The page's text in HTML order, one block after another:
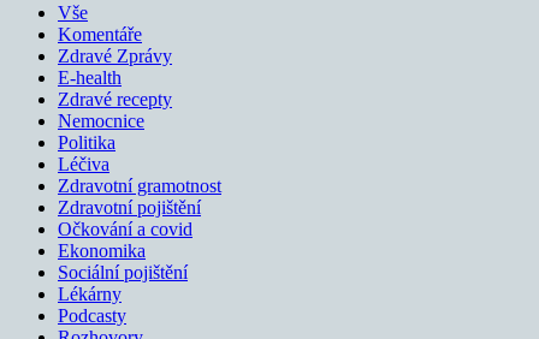
Vše
Komentáře
Zdravé Zprávy
E-health
Zdravé recepty
Nemocnice
Politika
Léčiva
Zdravotní gramotnost
Zdravotní pojištění
Očkování a covid
Ekonomika
Sociální pojištění
Lékárny
Podcasty